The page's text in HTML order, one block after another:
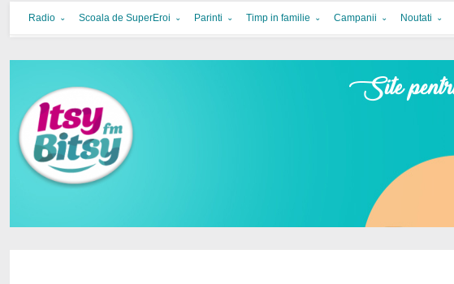
Itsy Bitsy
bucurie in familie
Radio Scoala de SuperEroi Parinti Timp in familie Campanii Noutati